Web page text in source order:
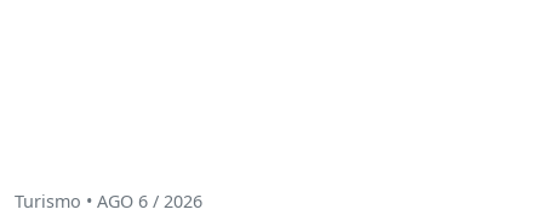
Turismo • AGO 6 / 2026